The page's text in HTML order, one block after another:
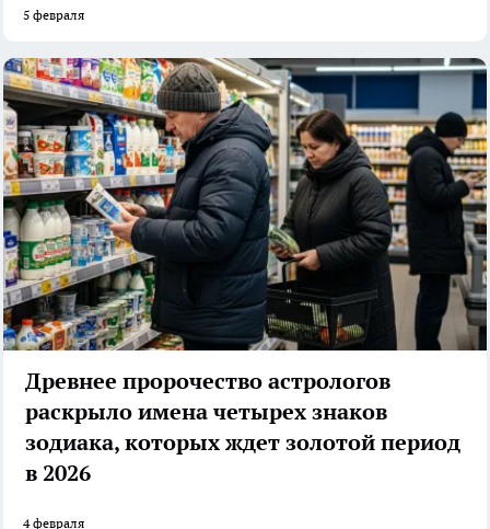
5 февраля
Древнее пророчество астрологов
раскрыло имена четырех знаков
зодиака, которых ждет золотой период
в 2026
4 февраля